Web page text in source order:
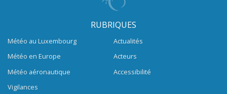
RUBRIQUES
Météo au Luxembourg
Météo en Europe
Météo aéronautique
Vigilances
Actualités
Acteurs
Accessibilité